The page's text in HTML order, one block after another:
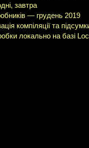
завтра
— грудень 2019
компіляції та
локально на базі